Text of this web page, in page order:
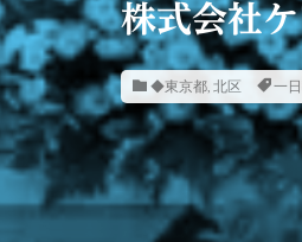
株式会社
◆東京都, 北区 一